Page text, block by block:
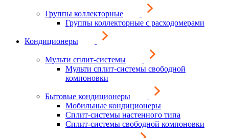
Группы коллекторные
Группы коллекторные с расходомерами
Кондиционеры
Мульти сплит-системы
Мульти сплит-системы свободной
компоновки
Бытовые кондиционеры
Мобильные кондиционеры
Сплит-системы настенного типа
Сплит-системы свободной компоновки